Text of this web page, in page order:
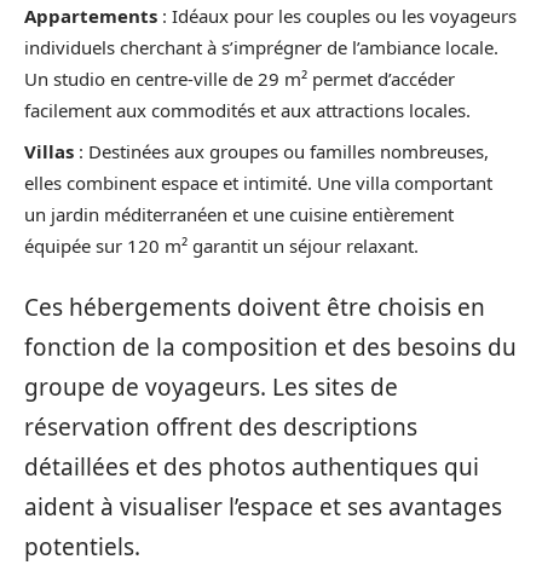
Appartements : Idéaux pour les couples ou les voyageurs
individuels cherchant à s’imprégner de l’ambiance locale.
Un studio en centre-ville de 29 m² permet d’accéder
facilement aux commodités et aux attractions locales.
Villas : Destinées aux groupes ou familles nombreuses,
elles combinent espace et intimité. Une villa comportant
un jardin méditerranéen et une cuisine entièrement
équipée sur 120 m² garantit un séjour relaxant.
Ces hébergements doivent être choisis en
fonction de la composition et des besoins du
groupe de voyageurs. Les sites de
réservation offrent des descriptions
détaillées et des photos authentiques qui
aident à visualiser l’espace et ses avantages
potentiels.